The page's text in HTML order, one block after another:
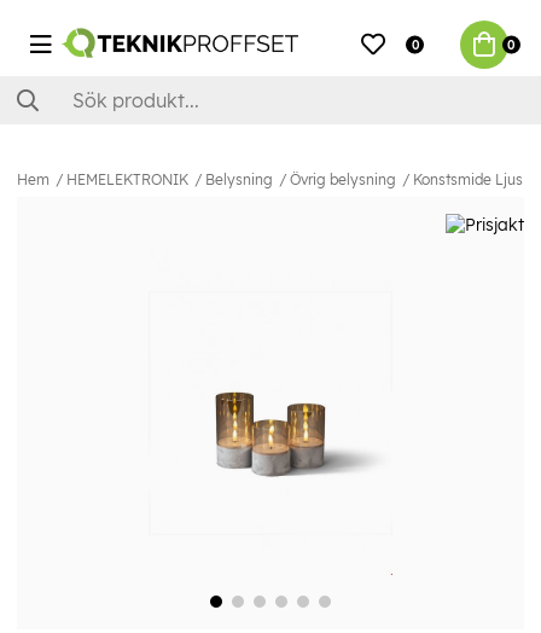
0 0
Hem HEMELEKTRONIK Belysning Övrig belysning Konstsmide Ljus